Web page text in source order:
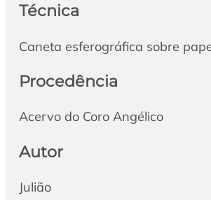
Técnica
Caneta esferográfica sobre
Procedência
Acervo do Coro Angélico
Autor
Julião